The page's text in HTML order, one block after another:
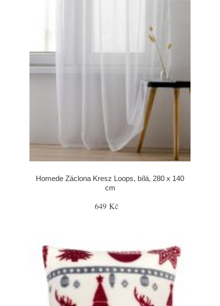
Homede Záclona Kresz Loops, bílá, 280 x 140
cm
649 Kč